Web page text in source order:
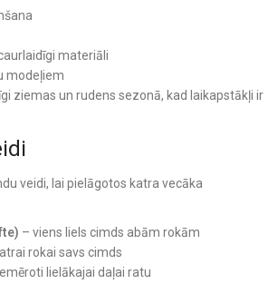
materiāli
modeļiem
ziemas un rudens sezonā, kad laikapstākļi ir
veidi, lai pielāgotos katra vecāka
– viens liels cimds abām rokām
rokai savs cimds
lielākajai daļai ratu